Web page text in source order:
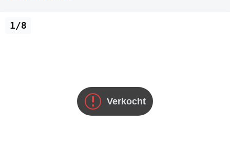
Verkocht
1/8